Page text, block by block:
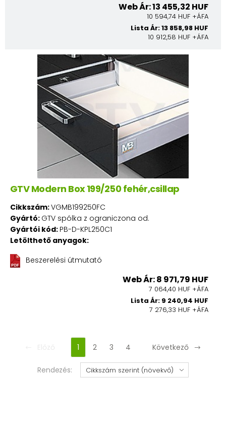
Web Ár: 13 455,32 HUF
10 594,74 HUF +ÁFA
Lista Ár: 13 858,98 HUF
10 912,58 HUF +ÁFA
GTV Modern Box 199/250 fehér,csillap
Cikkszám:VGMB199250FC
Gyártó: GTV spólka z ograniczona od.
Gyártói kód: PB-D-KPL250C1
Letölthető anyagok:
Beszerelési útmutató
Web Ár: 8 971,79 HUF
7 064,40 HUF +ÁFA
Lista Ár: 9 240,94 HUF
7 276,33 HUF +ÁFA
1 2 3 4 Következő
Rendezés: